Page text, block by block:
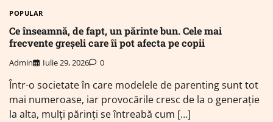
POPULAR
Ce înseamnă, de fapt, un părinte bun. Cele mai
frecvente greșeli care îi pot afecta pe copii
Admin Iulie 29, 2026 0
Într-o societate în care modelele de parenting sunt tot
mai numeroase, iar provocările cresc de la o generație
la alta, mulți părinți se întreabă cum […]